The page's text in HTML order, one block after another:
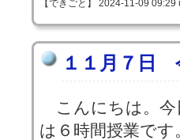
【できごと】 2024-11-09
１１月７日
こんにちは。今
は６時間授業で